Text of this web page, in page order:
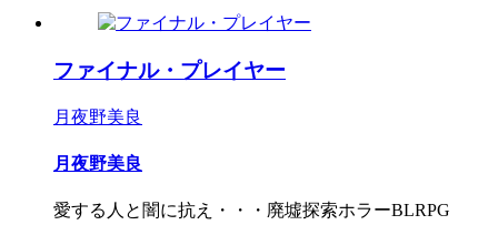
ファイナル・プレイヤー
月夜野美良
月夜野美良
愛する人と闇に抗え・・・廃墟探索ホラーBLRPG